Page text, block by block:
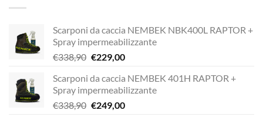
Scarponi da caccia NEMBEK NBK400L RAPTOR +
Spray impermeabilizzante
€338,90 Il
originale
era:
€338,90.
€229,00Il
attuale
è:
€229,00.
Scarponi da caccia NEMBEK 401H RAPTOR +
Spray impermeabilizzante
€338,90 Il
€249,00Il